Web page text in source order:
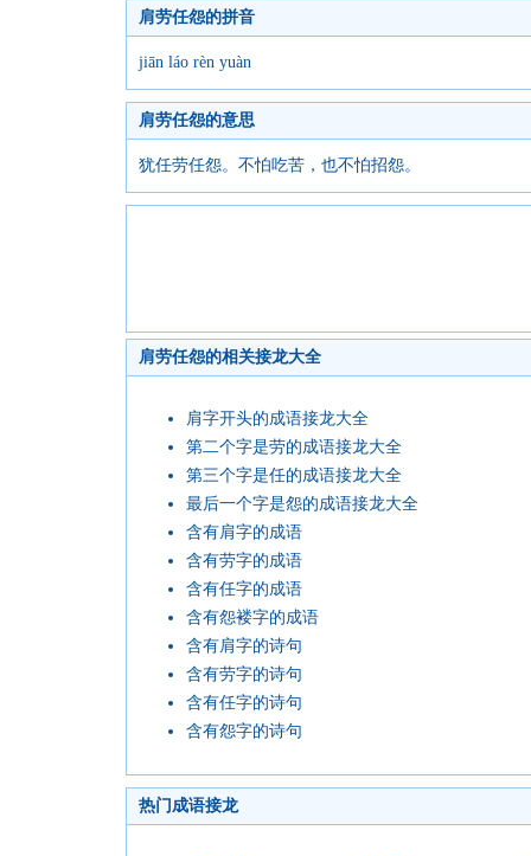
肩劳任怨的拼音
jiān láo rèn yuàn
肩劳任怨的意思
犹任劳任怨。不怕吃苦，也不怕招怨。
肩劳任怨的相关接龙大全
肩字开头的成语接龙大全
第二个字是劳的成语接龙大全
第三个字是任的成语接龙大全
最后一个字是怨的成语接龙大全
含有肩字的成语
含有劳字的成语
含有任字的成语
含有怨褛字的成语
含有肩字的诗句
含有劳字的诗句
含有任字的诗句
含有怨字的诗句
热门成语接龙